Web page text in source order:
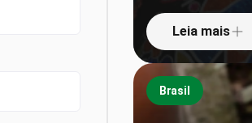
Leia mais
Brasil